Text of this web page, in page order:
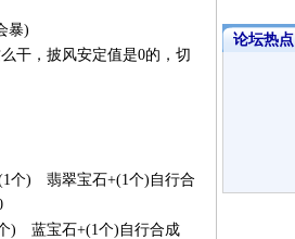
暴)
干，披风安定值是0的，切
) 翡翠宝石+(1个)自行合
) 蓝宝石+(1个)自行合成
论坛热点